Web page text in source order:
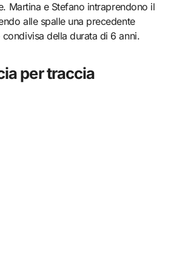
Martina e Stefano intraprendono il
alle spalle una precedente
della durata di 6 anni.
per traccia